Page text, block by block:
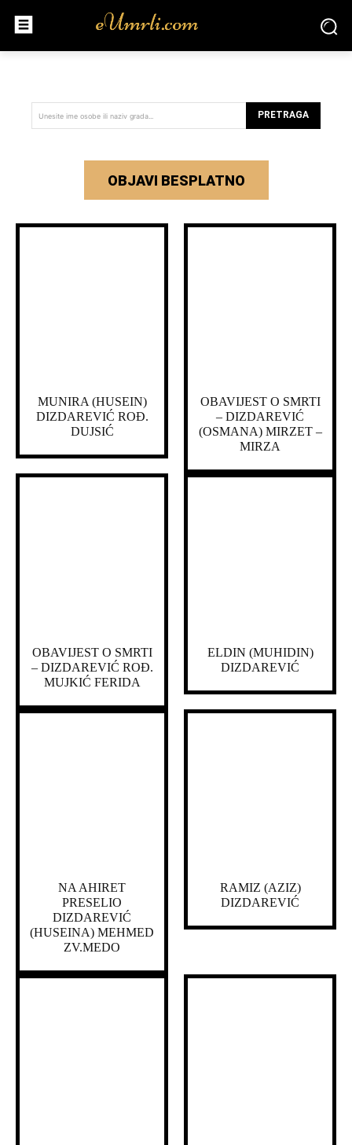
Unesite ime osobe ili naziv grada... PRETRAGA
OBJAVI BESPLATNO
MUNIRA (HUSEIN)
DIZDAREVIĆ ROĐ.
DUJSIĆ
OBAVIJEST O SMRTI
– DIZDAREVIĆ
(OSMANA) MIRZET –
MIRZA
OBAVIJEST O SMRTI
– DIZDAREVIĆ ROĐ.
MUJKIĆ FERIDA
ELDIN (MUHIDIN)
DIZDAREVIĆ
NA AHIRET
PRESELIO
DIZDAREVIĆ
(HUSEINA) MEHMED
ZV.MEDO
RAMIZ (AZIZ)
DIZDAREVIĆ